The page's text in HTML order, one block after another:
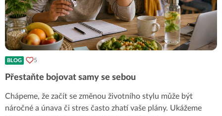
BLOG 5
Přestaňte bojovat samy se sebou
Chápeme, že začít se změnou životního stylu může být
náročné a únava či stres často zhatí vaše plány. Ukážeme